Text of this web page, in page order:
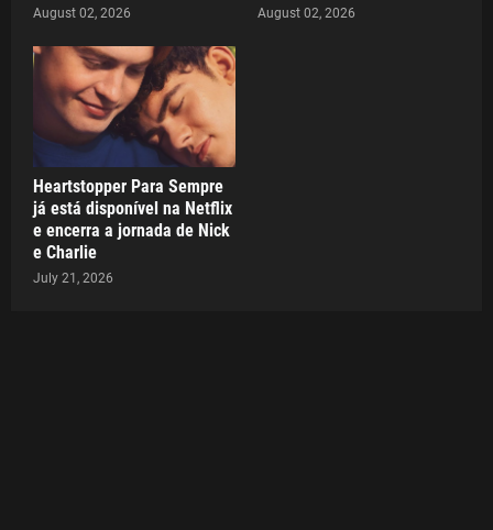
August 02, 2026 August 02, 2026
Heartstopper Para Sempre
já está disponível na Netflix
e encerra a jornada de Nick
e Charlie
July 21, 2026